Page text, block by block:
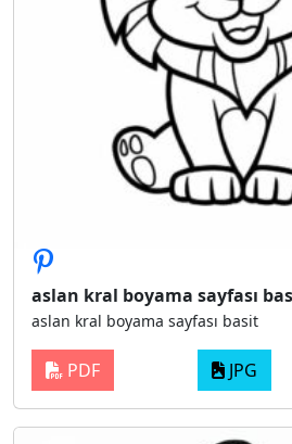
aslan kral boyama sayfası
aslan kral boyama sayfası basit
PDF JPG